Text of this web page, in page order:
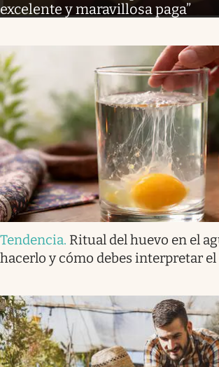
excelente y maravillosa paga”
Tendencia. Ritual del huevo en el
hacerlo y cómo debes interpretar